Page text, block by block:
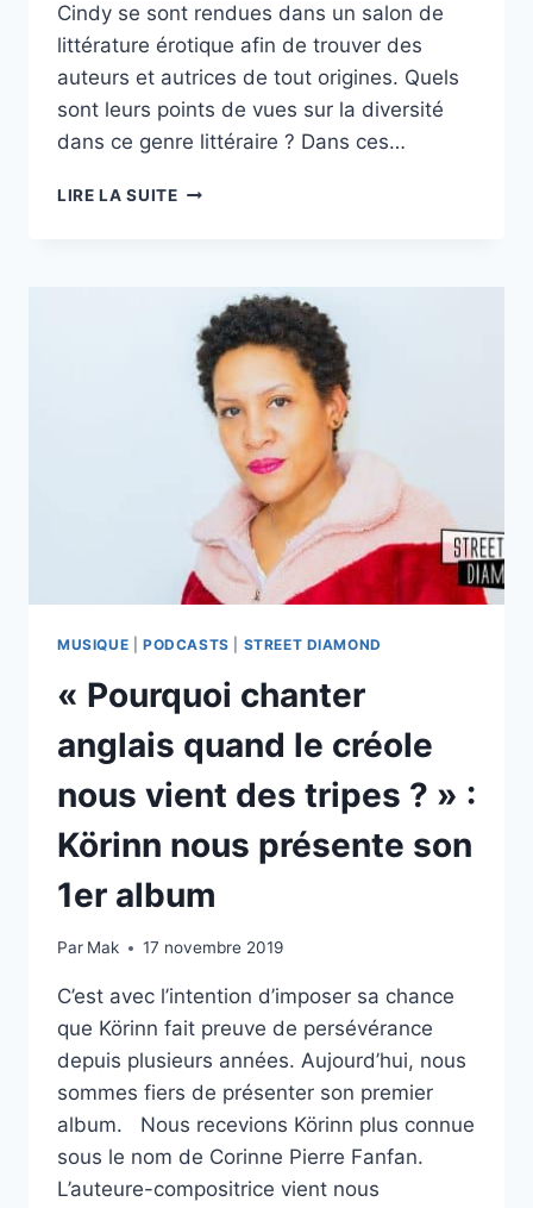
Cindy se sont rendues dans un salon de
littérature érotique afin de trouver des
auteurs et autrices de tout origines. Quels
sont leurs points de vues sur la diversité
dans ce genre littéraire ? Dans ces…
LIRE LA SUITELITTÉRATURE,
SEXPRESS
YOURSELF
MUSIQUE PODCASTS STREET DIAMOND
« Pourquoi chanter
anglais quand le créole
nous vient des tripes ? » :
Körinn nous présente son
1er album
Par Mak 17 novembre 2019
C’est avec l’intention d’imposer sa chance
que Körinn fait preuve de persévérance
depuis plusieurs années. Aujourd’hui, nous
sommes fiers de présenter son premier
album. Nous recevions Körinn plus connue
sous le nom de Corinne Pierre Fanfan.
L’auteure-compositrice vient nous